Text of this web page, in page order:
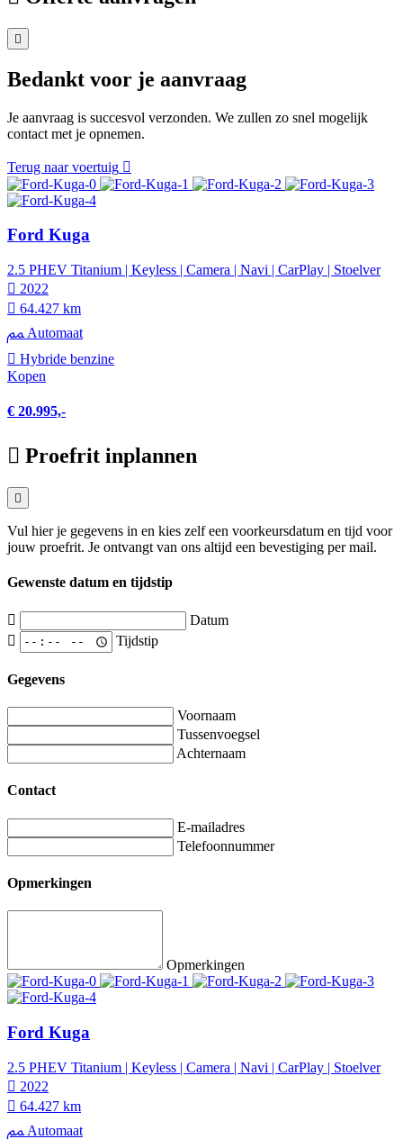
Bedankt voor je aanvraag
Je aanvraag is succesvol verzonden. We zullen zo snel mogelijk
contact met je opnemen.
Terug naar voertuig
Ford Kuga
2.5 PHEV Titanium | Keyless | Camera | Navi | CarPlay | Stoelver
2022
64.427 km
Automaat
Hybride benzine
Kopen
€ 20.995,-
Proefrit inplannen
Vul hier je gegevens in en kies zelf een voorkeursdatum en tijd voor
jouw proefrit. Je ontvangt van ons altijd een bevestiging per mail.
Gewenste datum en tijdstip
Datum
Tijdstip
Gegevens
Voornaam
Tussenvoegsel
Achternaam
Contact
E-mailadres
Telefoonnummer
Opmerkingen
Opmerkingen
Ford Kuga
2.5 PHEV Titanium | Keyless | Camera | Navi | CarPlay | Stoelver
2022
64.427 km
Automaat